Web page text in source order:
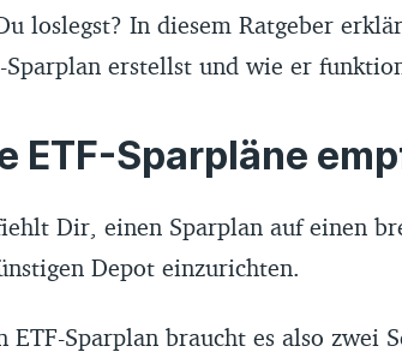
loslegst? In diesem Ratgeber
Sparplan erstellst und wie er
ETF-Sparpläne
Dir, einen Sparplan auf einen
Depot einzurichten.
ETF-Sparplan braucht es also zwei